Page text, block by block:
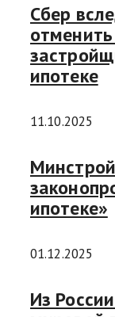
Сбер
ипотеке
11.10.2025
ипотеке»
01.12.2025
Из